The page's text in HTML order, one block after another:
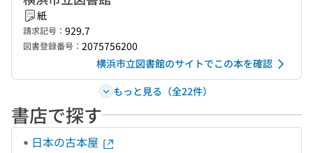
紙
請求記号： 929.7
図書登録番号： 2075756200
横浜市立図書館のサイトでこの本を確認
もっと見る（全22件）
書店で探す
日本の古本屋